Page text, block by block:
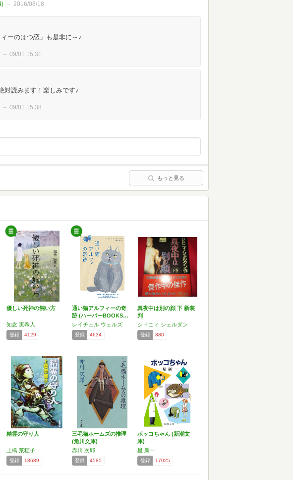
) 2016/08/18
ーのはつ恋」も是非に～♪
09/01 15:31
対読みます！楽しみです♪
09/01 15:38
もっと見る
優しい死神の飼い方
知念 実希人
登録 4129
通い猫アルフィーの奇
跡 (ハーパーBOOKS…
レイチェル ウェルズ
登録 4634
真夜中は別の顔 下 新装
判
シドニィ シェルダン
登録 880
精霊の守り人
上橋 菜穂子
登録 18689
三毛猫ホームズの推理
(角川文庫)
赤川 次郎
登録 4585
ボッコちゃん (新潮文
庫)
星 新一
登録 17025